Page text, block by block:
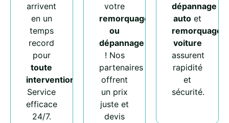
arrivent
en un
temps
record
pour
toute
intervention
Service
efficace
24/7.
votre
remorquage
ou
dépannage
! Nos
partenaires
offrent
un prix
juste et
devis
dépannage
auto et
remorquage
voiture
assurent
rapidité
et
sécurité.